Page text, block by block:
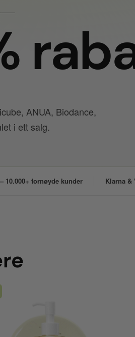
ANUA, Biodance,
i ett salg.
10.000+ fornøyde kunder Klarna &